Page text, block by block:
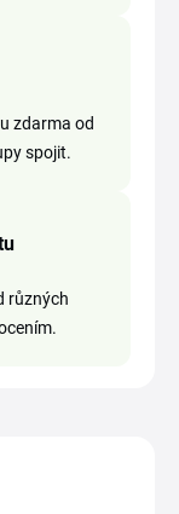
zdarma od
spojit.
různých